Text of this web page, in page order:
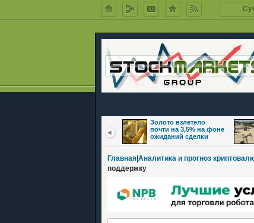
Золото взлетело
почти на 3,5% на фоне
ожиданий сделки
Главная Аналитика и прогноз
поддержку